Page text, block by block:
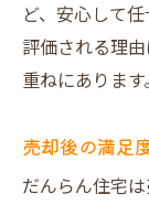
ど、安心して
評価される理
重ねにあります。
売却後の満足
だんらん住宅